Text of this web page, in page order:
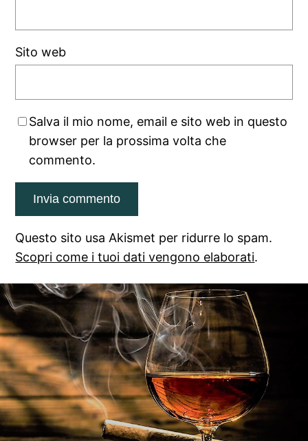
Sito web
Salva il mio nome, email e sito web in questo
browser per la prossima volta che
commento.
Questo sito usa Akismet per ridurre lo spam.
Scopri come i tuoi dati vengono elaborati.